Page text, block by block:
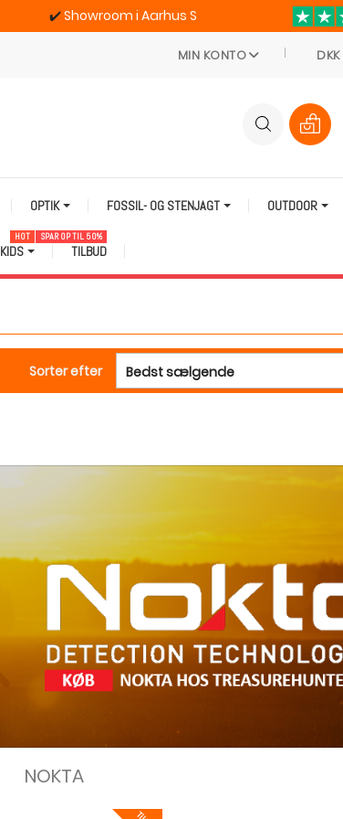
✔️Showroom i Aarhus S
MIN KONTO DKK
OPTIK FOSSIL- OG STENJAGT OUTDOOR
KIDS
HOT
TILBUD
SPAR OP TIL 50%
Sorter efter Bedst sælgende
NOKTA